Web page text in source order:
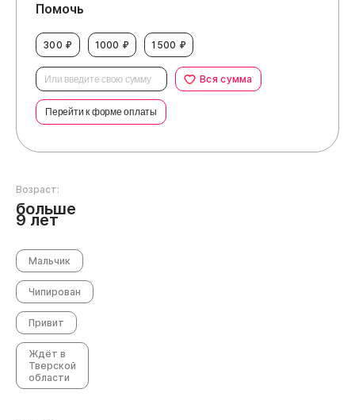
Помочь
300 ₽ 1000 ₽ 1500 ₽
Вся сумма
Перейти к форме оплаты
Возраст:
больше
9 лет
Мальчик
Чипирован
Привит
Ждёт в
Тверской
области